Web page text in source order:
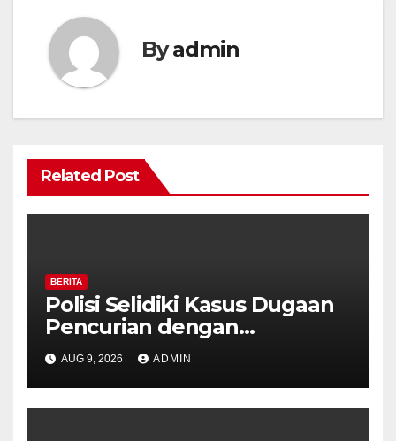
Byadmin
Related Post
BERITA
Polisi Selidiki Kasus Dugaan
Pencurian dengan
Kekerasan di Counter HP
Royal Phone Ambarawa.
AUG 9, 2026 ADMIN